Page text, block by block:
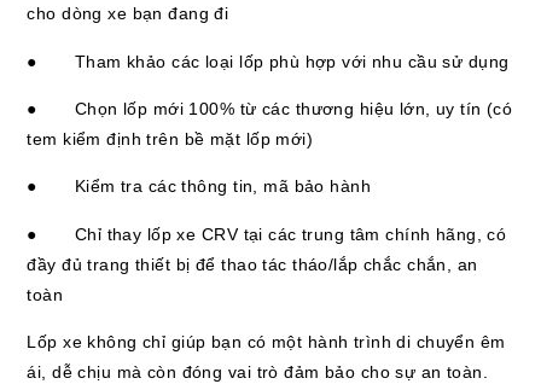
cho dòng xe bạn đang đi
● Tham khảo các loại lốp phù hợp với nhu cầu sử dụng
● Chọn lốp mới 100% từ các thương hiệu lớn, uy tín (có
tem kiểm định trên bề mặt lốp mới)
● Kiểm tra các thông tin, mã bảo hành
● Chỉ thay lốp xe CRV tại các trung tâm chính hãng, có
đầy đủ trang thiết bị để thao tác tháo/lắp chắc chắn, an
toàn
Lốp xe không chỉ giúp bạn có một hành trình di chuyển êm
ái, dễ chịu mà còn đóng vai trò đảm bảo cho sự an toàn.